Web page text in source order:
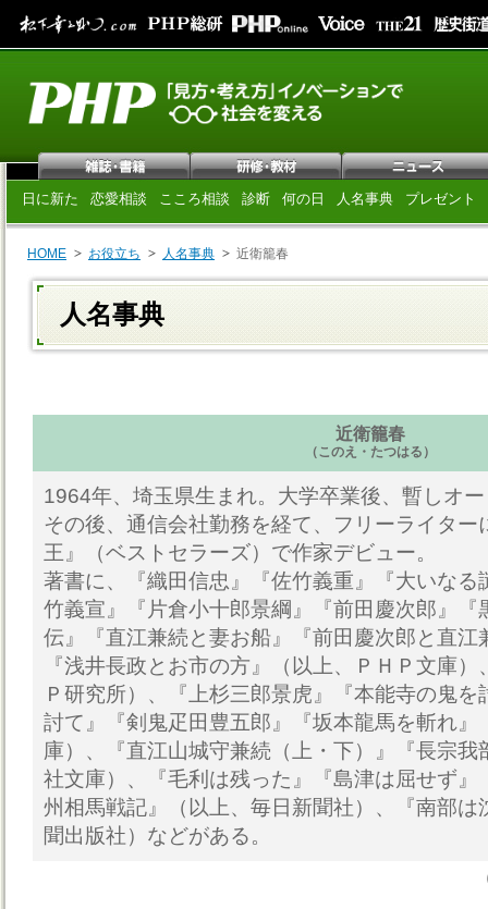
日に新た 恋愛相談 こころ相談 診断 何の日 人名事典 プレゼント
HOME お役立ち 人名事典 近衛籠春
人名事典
近衛籠春
（このえ・たつはる）
1964年、埼玉県生まれ。大学卒業後、暫しオ
その後、通信会社勤務を経て、フリーライター
王』（ベストセラーズ）で作家デビュー。
著書に、『織田信忠』『佐竹義重』『大いな
竹義宣』『片倉小十郎景綱』『前田慶次郎』『
伝』『直江兼続と妻お船』『前田慶次郎と直江
『浅井長政とお市の方』（以上、ＰＨＰ文庫
Ｐ研究所）、『上杉三郎景虎』『本能寺の鬼
討て』『剣鬼疋田豊五郎』『坂本龍馬を斬れ』
庫）、『直江山城守兼続（上・下）』『長宗我
社文庫）、『毛利は残った』『島津は屈せず』
州相馬戦記』（以上、毎日新聞社）、『南部は
聞出版社）などがある。